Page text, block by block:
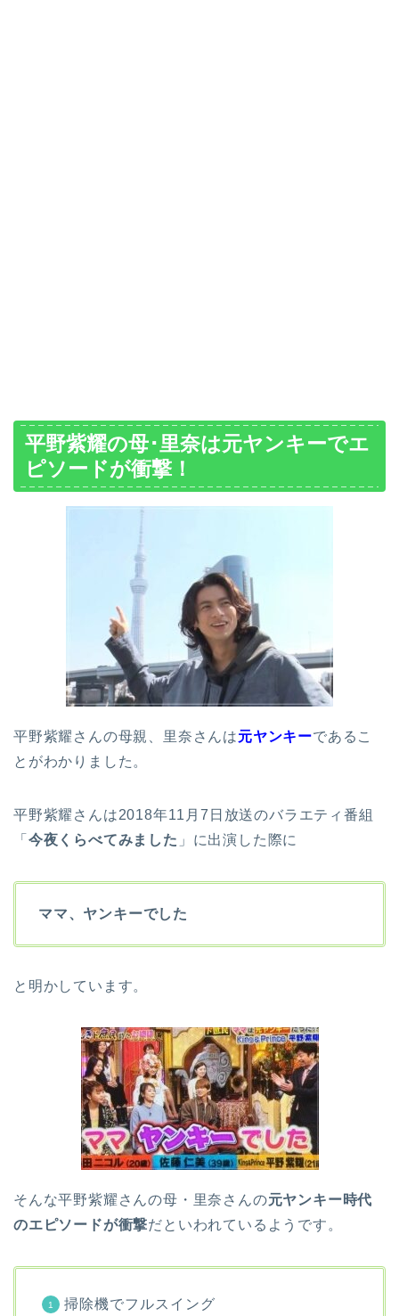
平野紫耀の母･里奈は元ヤンキーでエ
ピソードが衝撃！
平野紫耀さんの母親、里奈さんは元ヤンキーであるこ
とがわかりました。
平野紫耀さんは2018年11月7日放送のバラエティ番組
「 今夜くらべてみました 」に出演した際に
ママ、ヤンキーでした
と明かしています。
そんな平野紫耀さんの母・里奈さんの元ヤンキー時代
のエピソードが衝撃だといわれているようです。
掃除機でフルスイング